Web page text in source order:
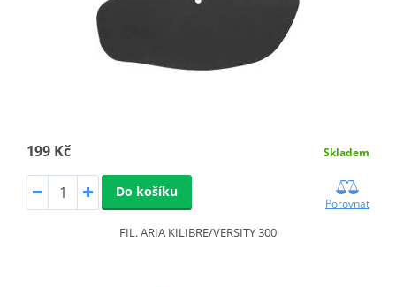
199 Kč Skladem
Do košíku
Porovnat
FIL. ARIA KILIBRE/VERSITY 300